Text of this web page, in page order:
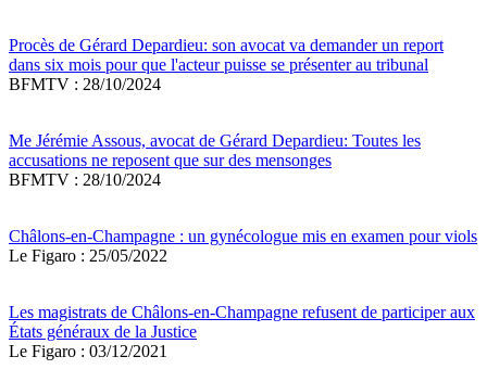
Procès de Gérard Depardieu: son avocat va demander un report
dans six mois pour que l'acteur puisse se présenter au tribunal
BFMTV : 28/10/2024
Me Jérémie Assous, avocat de Gérard Depardieu: Toutes les
accusations ne reposent que sur des mensonges
BFMTV : 28/10/2024
Châlons-en-Champagne : un gynécologue mis en examen pour viols
Le Figaro : 25/05/2022
Les magistrats de Châlons-en-Champagne refusent de participer aux
États généraux de la Justice
Le Figaro : 03/12/2021